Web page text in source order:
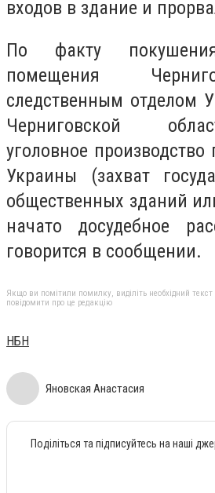
входов в здание и
По факту
помещения
следственным отделом
Черниговской
уголовное
Украины (захват
общественных зданий
начато досудебное
говорится в сообщении.
Якщо ви помітили помилку, виділіть необхідний
повідомити про це редакцію
НБН
Яновская Анастасия
Поділіться та підписуйтесь на наші